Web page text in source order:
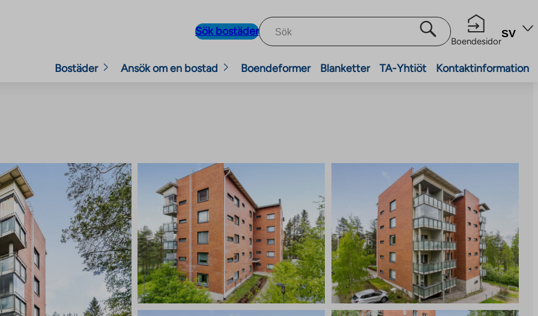
Sök bostäder
Boendesidor
SV
Bostäder Ansök om en bostad Boendeformer Blanketter TA-Yhtiöt Kontaktinformation